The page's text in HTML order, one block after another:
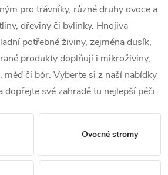
pro trávníky, různé druhy ovoce a
dřeviny či bylinky. Hnojiva
potřebné živiny, zejména dusík,
produkty doplňují i mikroživiny,
měď či bór. Vyberte si z naší nabídky
své zahradě tu nejlepší péči.
Ovocné stromy